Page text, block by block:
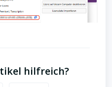
hilfreich?